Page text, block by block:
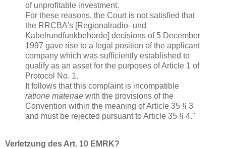
of unprofitable investment.
For these reasons, the Court is not satisfied that
the RRCBA's [Regionalradio- und
Kabelrundfunkbehörde] decisions of 5 December
1997 gave rise to a legal position of the applicant
company which was sufficiently established to
qualify as an asset for the purposes of Article 1 of
Protocol No. 1.
It follows that this complaint is incompatible
ratione materiae with the provisions of the
Convention within the meaning of Article 35 § 3
and must be rejected pursuant to Article 35 § 4."
Verletzung des Art. 10 EMRK?